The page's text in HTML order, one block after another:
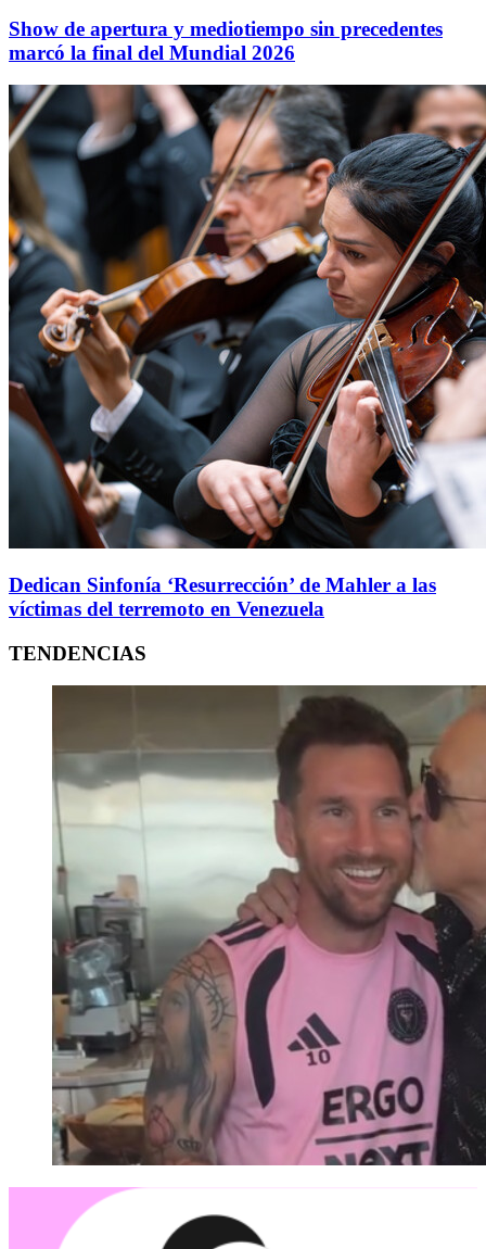
Show de apertura y mediotiempo sin precedentes
marcó la final del Mundial 2026
Dedican Sinfonía ‘Resurrección’ de Mahler a las
víctimas del terremoto en Venezuela
TENDENCIAS